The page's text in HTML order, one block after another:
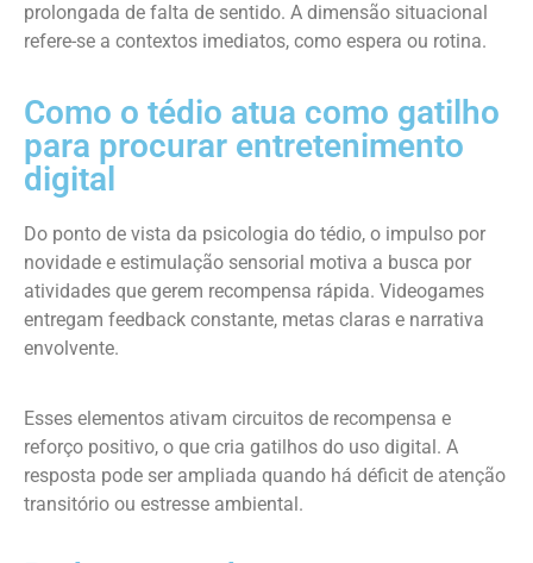
prolongada de falta de sentido. A dimensão situacional
refere-se a contextos imediatos, como espera ou rotina.
Como o tédio atua como gatilho
para procurar entretenimento
digital
Do ponto de vista da psicologia do tédio, o impulso por
novidade e estimulação sensorial motiva a busca por
atividades que gerem recompensa rápida. Videogames
entregam feedback constante, metas claras e narrativa
envolvente.
Esses elementos ativam circuitos de recompensa e
reforço positivo, o que cria gatilhos do uso digital. A
resposta pode ser ampliada quando há déficit de atenção
transitório ou estresse ambiental.